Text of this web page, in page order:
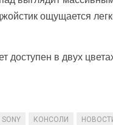
ощущается
доступен в двух
SONY КОНСОЛИ